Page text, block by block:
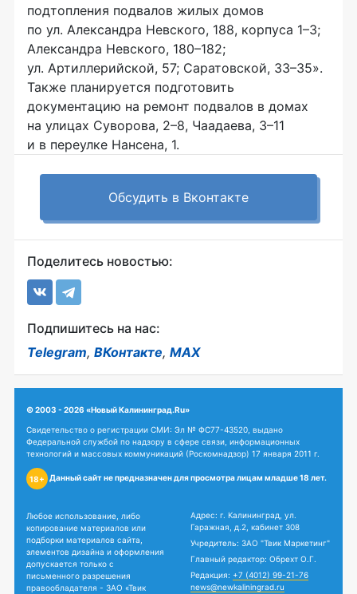
подтопления подвалов жилых домов
по ул. Александра Невского, 188, корпуса 1–3;
Александра Невского, 180–182;
ул. Артиллерийской, 57; Саратовской, 33–35».
Также планируется подготовить
документацию на ремонт подвалов в домах
на улицах Суворова, 2–8, Чаадаева, 3–11
и в переулке Нансена, 1.
Обсудить в Вконтакте
Поделитесь новостью:
Подпишитесь на нас:
Telegram, ВКонтакте, MAX
© 2003 - 2026 «Новый Калининград.Ru»
Свидетельство о регистрации СМИ: Эл № ФС77-43520, выдано
Федеральной службой по надзору в сфере связи, информационных
технологий и массовых коммуникаций (Роскомнадзор) 17 января 2011 г.
18+ Данный сайт не предназначен для просмотра лицам младше 18 лет.
Любое использование, либо
копирование материалов или
подборки материалов сайта,
элементов дизайна и оформления
допускается только с
письменного разрешения
правообладателя - ЗАО «Твик
Адрес: г. Калининград, ул.
Гаражная, д.2, кабинет 308
Учредитель: ЗАО "Твик Маркетинг"
Главный редактор: Обрехт О.Г.
Редакция: +7 (4012) 99-21-76
news@newkaliningrad.ru